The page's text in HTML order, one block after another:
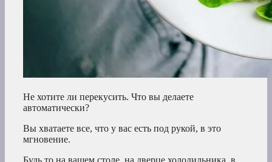
Не хотите ли перекусить. Что вы делаете
автоматически?
Вы хватаете все, что у вас есть под рукой, в это
мгновение.
Будь то на вашем столе, на дверце холодильника, в